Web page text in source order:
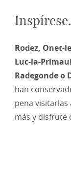
Inspírese.
Rodez, Onet-
Luc-la-
Radegonde o
han
pena visitarlas
más y disfrute